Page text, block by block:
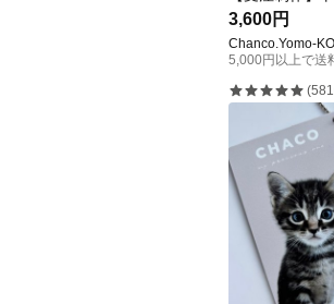
3,600円
Chanco.Yomo-
5,000円以上で送